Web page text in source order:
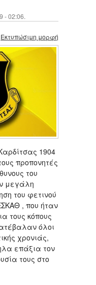
- 02:06.
Εκτυπώσιμη μορφή
1904
προπονητές
του
μεγάλη
του φετινού
, που ήταν
τους κόπους
όλοι
χρονιάς,
επάξια τον
τους στο